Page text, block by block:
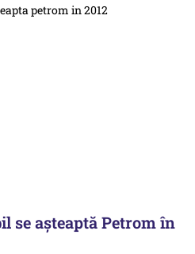
se așteaptă Petrom în